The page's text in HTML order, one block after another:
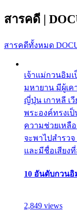
สารคดี |
สารคดีทั้งหมด
เจ้าแม่กวนอิม
มหายาน มีผู้เค
ญี่ปุ่น เกาหลี เ
พระองค์ทรงเ
ความช่วยเหลื
จะพาไปสำรว
และมีชื่อเสียง
10 อันดับกวน
2,849 views